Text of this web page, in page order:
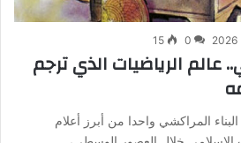
0
15
عالم الرياضيات الذي ترجم
المراكشي واحدا من أبرز أعلام